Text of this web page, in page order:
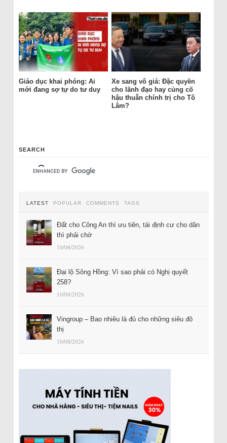
Giáo dục khai phóng: Ai
mới đang sợ tự do tư duy
Xe sang vô giá: Đặc quyền
cho lãnh đạo hay củng cố
hậu thuẫn chính trị cho Tô
Lâm?
SEARCH
LATEST POPULAR COMMENTS TAGS
Đất cho Công An thì ưu tiên, tái định cư cho dân
thì phải chờ
10/08/2026
Đại lộ Sông Hồng: Vì sao phải có Nghị quyết
258?
10/08/2026
Vingroup – Bao nhiêu là đủ cho những siêu đô
thị
10/08/2026